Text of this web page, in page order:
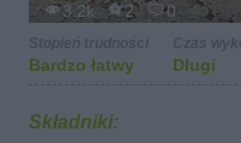
3.2k 2 0
Bardzo łatwy Długi
Składniki: